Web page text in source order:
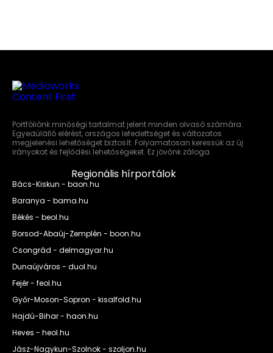
Portfóliónk minőségi tartalmat jelent minden olvasó számára.
Egyedülálló elérést, országos lefedettséget és változatos
megjelenési lehetőséget biztosít. Folyamatosan keressük az új
irányokat és fejlődési lehetőségeket. Ez jövőnk záloga.
Regionális hírportálok
Bács-Kiskun - baon.hu
Baranya - bama.hu
Békés - beol.hu
Borsod-Abaúj-Zemplén - boon.hu
Csongrád - delmagyar.hu
Dunaújváros - duol.hu
Fejér - feol.hu
Győr-Moson-Sopron - kisalfold.hu
Hajdú-Bihar - haon.hu
Heves - heol.hu
Jász-Nagykun-Szolnok - szoljon.hu